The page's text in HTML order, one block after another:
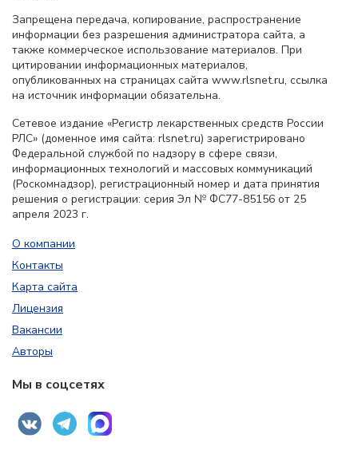
Запрещена передача, копирование, распространение
информации без разрешения администратора сайта, а
также коммерческое использование материалов. При
цитировании информационных материалов,
опубликованных на страницах сайта www.rlsnet.ru, ссылка
на источник информации обязательна.
Сетевое издание «Регистр лекарственных средств России
РЛС» (доменное имя сайта: rlsnet.ru) зарегистрировано
Федеральной службой по надзору в сфере связи,
информационных технологий и массовых коммуникаций
(Роскомнадзор), регистрационный номер и дата принятия
решения о регистрации: серия Эл № ФС77-85156 от 25
апреля 2023 г.
О компании
Контакты
Карта сайта
Лицензия
Вакансии
Авторы
Мы в соцсетях